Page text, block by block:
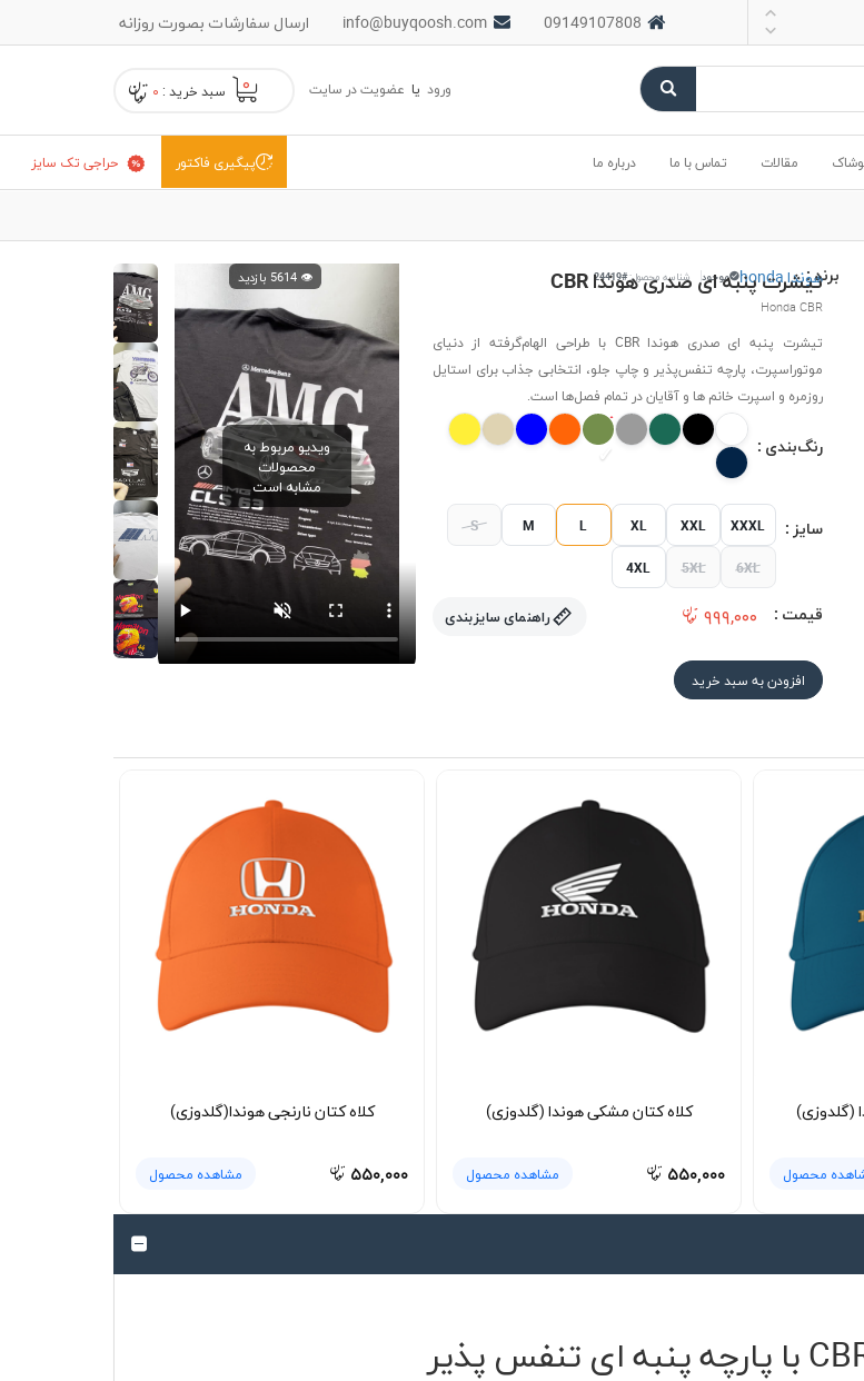
ارسال سفارشات بصورت روزانه info@buyqoosh.com 09149107808
۰ سبد خرید : ۰ ورود یا عضویت در سایت
حراجی تک سایز پیگیری فاکتور مقالات تماس با ما درباره ما
تیشرت پنبه ای صدری هوندا CBR
Honda CBR
برند :هوندا honda موجود شناسه محصول:#24419
تیشرت پنبه ای صدری هوندا CBR با طراحی الهام‌گرفته از دنیای
موتوراسپرت، پارچه تنفس‌پذیر و چاپ جلو، انتخابی جذاب برای استایل
روزمره و اسپرت خانم ها و آقایان در تمام فصل‌ها است.
رنگ‌بندی :
سایز : S M L XL XXL XXXL
4XL 5XL 6XL
قیمت : ۹۹۹,۰۰۰ راهنمای سایزبندی
افزودن به سبد خرید
👁️ 5614 بازدید
ویدیو مربوط به
محصولات
مشابه است
(گلدوزی)
محصول
کلاه کتان مشکی هوندا (گلدوزی)
۵۵۰,۰۰۰ مشاهده محصول
کلاه کتان نارنجی هوندا(گلدوزی)
۵۵۰,۰۰۰ مشاهده محصول